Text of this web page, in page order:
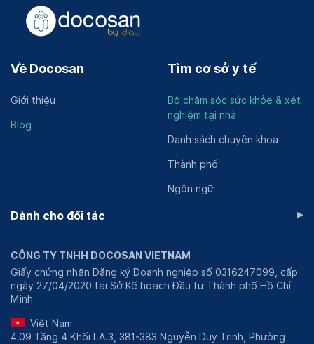
Về Docosan
Giới thiệu
Blog
Tìm cơ sở y tế
Bộ chăm sóc sức khỏe & xét
nghiệm tại nhà
Danh sách chuyên khoa
Thành phố
Ngôn ngữ
Dành cho đối tác ▸
CÔNG TY TNHH DOCOSAN VIETNAM
Giấy chứng nhận Đăng ký Doanh nghiệp số 0316247099, cấp
ngày 27/04/2020 tại Sở Kế hoạch Đầu tư Thành phố Hồ Chí
Minh
Việt Nam
4.09 Tầng 4 Khối LA.3, 381-383 Nguyễn Duy Trinh, Phường